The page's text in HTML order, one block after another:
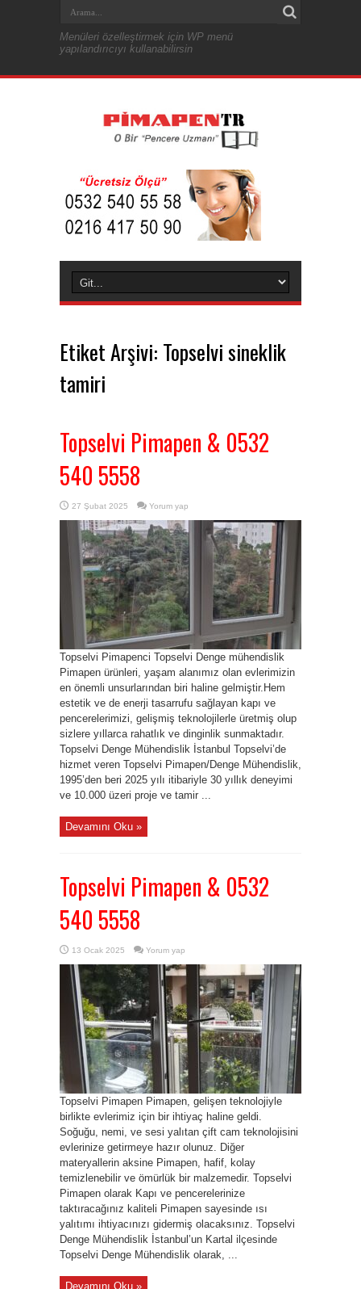
Menüleri özelleştirmek için WP menü
yapılandırıcıyı kullanabilirsin
Etiket Arşivi: Topselvi sineklik
tamiri
Topselvi Pimapen & 0532
540 5558
27 Şubat 2025 Yorum yap
Topselvi Pimapenci Topselvi Denge mühendislik
Pimapen ürünleri, yaşam alanımız olan evlerimizin
en önemli unsurlarından biri haline gelmiştir.Hem
estetik ve de enerji tasarrufu sağlayan kapı ve
pencerelerimizi, gelişmiş teknolojilerle üretmiş olup
sizlere yıllarca rahatlık ve dinginlik sunmaktadır.
Topselvi Denge Mühendislik İstanbul Topselvi’de
hizmet veren Topselvi Pimapen/Denge Mühendislik,
1995’den beri 2025 yılı itibariyle 30 yıllık deneyimi
ve 10.000 üzeri proje ve tamir ...
Devamını Oku »
Topselvi Pimapen & 0532
540 5558
13 Ocak 2025 Yorum yap
Topselvi Pimapen Pimapen, gelişen teknolojiyle
birlikte evlerimiz için bir ihtiyaç haline geldi.
Soğuğu, nemi, ve sesi yalıtan çift cam teknolojisini
evlerinize getirmeye hazır olunuz. Diğer
materyallerin aksine Pimapen, hafif, kolay
temizlenebilir ve ömürlük bir malzemedir. Topselvi
Pimapen olarak Kapı ve pencerelerinize
taktıracağınız kaliteli Pimapen sayesinde ısı
yalıtımı ihtiyacınızı gidermiş olacaksınız. Topselvi
Denge Mühendislik İstanbul’un Kartal ilçesinde
Topselvi Denge Mühendislik olarak, ...
Devamını Oku »